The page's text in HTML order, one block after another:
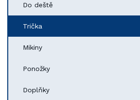
Do deště
Trička
Mikiny
Ponožky
Doplňky